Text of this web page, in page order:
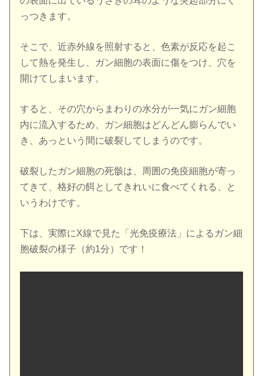
っつきます。
そこで、近赤外線を照射すると、色素が反応を起こ
して熱を発生し、ガン細胞の表面に傷をつけ、穴を
開けてしまいます。
すると、その穴からまわりの水分が一気にガン細胞
内に流入するため、ガン細胞はどんどん膨らんでい
き、あっという間に破裂してしまうのです。
破裂したガン細胞の死骸は、周囲の免疫細胞が寄っ
てきて、格好の餌としてきれいに食べてくれる、と
いうわけです。
下は、実際にX線で見た「光免疫療法」によるガン細
胞破裂の様子（約1分）です！